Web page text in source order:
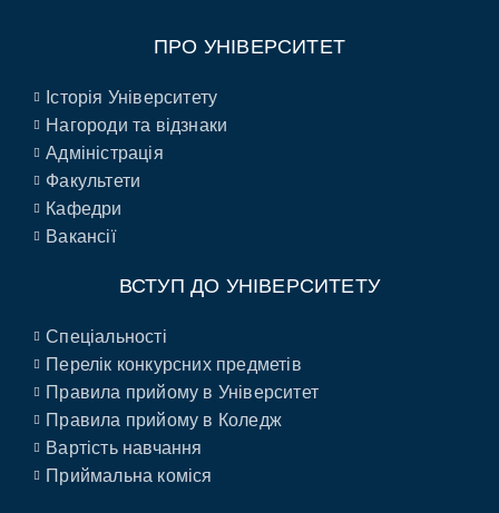
ПРО УНІВЕРСИТЕТ
Історія Університету
Нагороди та відзнаки
Адміністрація
Факультети
Кафедри
Вакансії
ВСТУП ДО УНІВЕРСИТЕТУ
Спеціальності
Перелік конкурсних предметів
Правила прийому в Університет
Правила прийому в Коледж
Вартість навчання
Приймальна коміся